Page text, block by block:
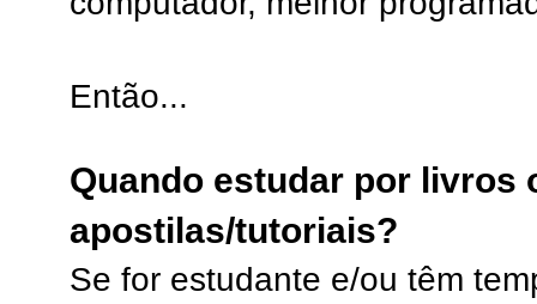
Então...
Quando estudar por livros
apostilas/tutoriais?
Se for estudante e/ou têm